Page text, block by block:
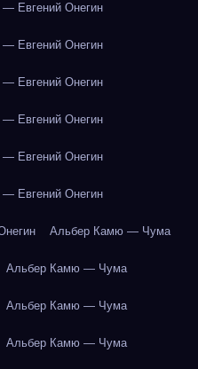
Евгений Онегин
Евгений Онегин
Евгений Онегин
Евгений Онегин
Евгений Онегин
Евгений Онегин
Альбер Камю — Чума
Альбер Камю — Чума
Альбер Камю — Чума
Альбер Камю — Чума